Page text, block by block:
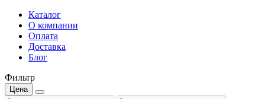
Каталог
О компании
Оплата
Доставка
Блог
Фильтр
Цена